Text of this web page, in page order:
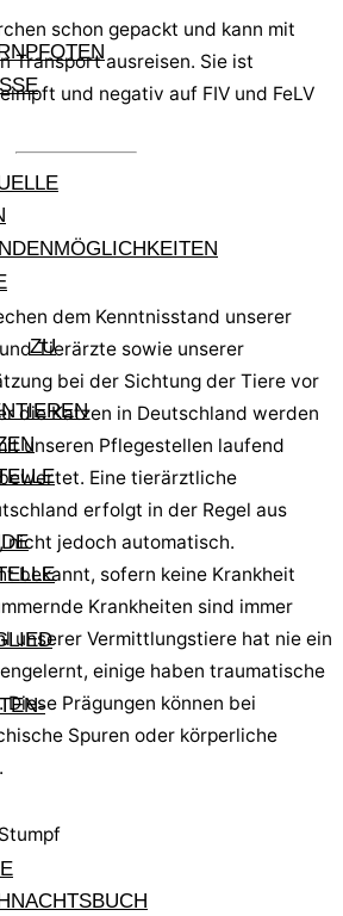
ZU
schon gepackt und kann mit
Transport ausreisen. Sie ist
und negativ auf FIV und FeLV
dem Kenntnisstand unserer
Tierärzte sowie unserer
bei der Sichtung der Tiere vor
die Katzen in Deutschland werden
unseren Pflegestellen laufend
Eine tierärztliche
erfolgt in der Regel aus
nicht jedoch automatisch.
bekannt, sofern keine Krankheit
Krankheiten sind immer
unserer Vermittlungstiere hat nie ein
einige haben traumatische
Diese Prägungen können bei
Spuren oder körperliche